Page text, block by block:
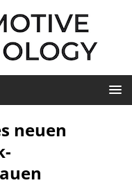
neuen